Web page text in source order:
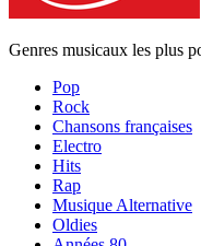
Genres musicaux les plus
Pop
Rock
Chansons françaises
Electro
Hits
Rap
Musique Alternative
Oldies